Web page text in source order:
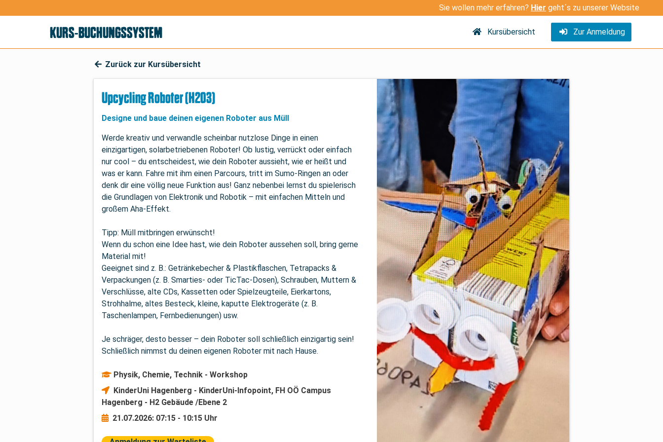
Sie wollen mehr erfahren? Hier geht´s zu unserer Website
KURS-BUCHUNGSSYSTEM Kursübersicht Zur Anmeldung
Zurück zur Kursübersicht
Upcycling Roboter (H203)
Designe und baue deinen eigenen Roboter aus Müll
Werde kreativ und verwandle scheinbar nutzlose Dinge in einen
einzigartigen, solarbetriebenen Roboter! Ob lustig, verrückt oder einfach
nur cool – du entscheidest, wie dein Roboter aussieht, wie er heißt und
was er kann. Fahre mit ihm einen Parcours, tritt im Sumo-Ringen an oder
denk dir eine völlig neue Funktion aus! Ganz nebenbei lernst du spielerisch
die Grundlagen von Elektronik und Robotik – mit einfachen Mitteln und
großem Aha-Effekt.
Tipp: Müll mitbringen erwünscht!
Wenn du schon eine Idee hast, wie dein Roboter aussehen soll, bring gerne
Material mit!
Geeignet sind z. B.: Getränkebecher & Plastikflaschen, Tetrapacks &
Verpackungen (z. B. Smarties- oder TicTac-Dosen), Schrauben, Muttern &
Verschlüsse, alte CDs, Kassetten oder Spielzeugteile, Eierkartons,
Strohhalme, altes Besteck, kleine, kaputte Elektrogeräte (z. B.
Taschenlampen, Fernbedienungen) usw.
Je schräger, desto besser – dein Roboter soll schließlich einzigartig sein!
Schließlich nimmst du deinen eigenen Roboter mit nach Hause.
Physik, Chemie, Technik - Workshop
KinderUni Hagenberg - KinderUni-Infopoint, FH OÖ Campus
Hagenberg - H2 Gebäude /Ebene 2
21.07.2026: 07:15 - 10:15 Uhr